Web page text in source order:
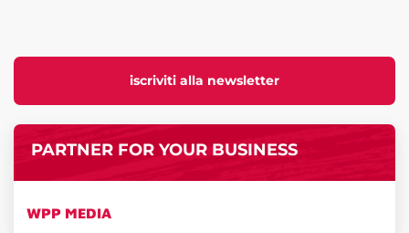
iscriviti alla newsletter
PARTNER FOR YOUR BUSINESS
WPP MEDIA